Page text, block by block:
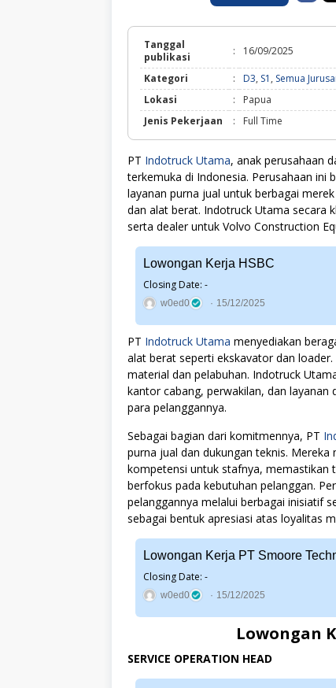
Tanggal
publikasi
: 16/09/2025
Kategori : D3, S1 , Semua
Lokasi :
Papua
Jenis Pekerjaan
: Full Time
PT Indotruck Utama, anak perusahaan
terkemuka di Indonesia. Perusahaan ini
layanan purna jual untuk berbagai
dan alat berat. Indotruck Utama secara
serta dealer untuk Volvo Construction
Lowongan Kerja HSBC
Closing Date: -
w0ed0 15/12/2025
PT Indotruck Utama menyediakan
alat berat seperti ekskavator dan
material dan pelabuhan. Indotruck
kantor cabang, perwakilan, dan layanan
para pelanggannya.
Sebagai bagian dari komitmennya, PT
purna jual dan dukungan teknis.
kompetensi untuk stafnya, memastikan
berfokus pada kebutuhan pelanggan.
pelanggannya melalui berbagai inisiatif
sebagai bentuk apresiasi atas loyalitas
Lowongan Kerja PT Smoore
Closing Date: -
w0ed0 15/12/2025
Lowongan
SERVICE OPERATION HEAD